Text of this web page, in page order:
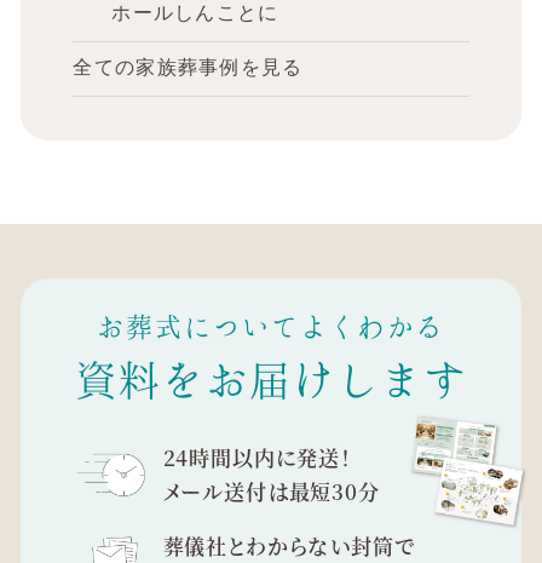
ホールしんことに
全ての家族葬事例を見る
お葬式についてよくわかる
資料をお届けします
24時間以内に発送！
メール送付は最短30分
葬儀社とわからない封筒で